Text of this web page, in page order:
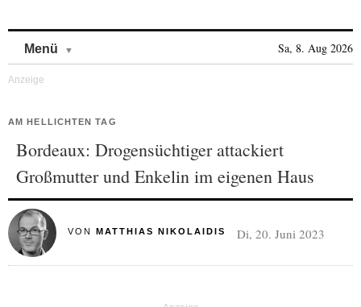
Menü Sa, 8. Aug 2026
AM HELLICHTEN TAG
Bordeaux: Drogensüchtiger attackiert
Großmutter und Enkelin im eigenen Haus
VON MATTHIAS NIKOLAIDIS Di, 20. Juni 2023